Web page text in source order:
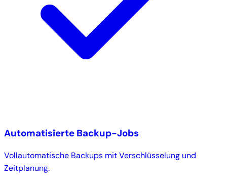
Automatisierte Backup-Jobs
Vollautomatische Backups mit Verschlüsselung und
Zeitplanung.